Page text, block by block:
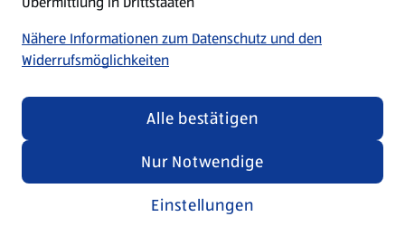
Nähere Informationen zum Datenschutz und den
Widerrufsmöglichkeiten
Einstellungen
Nur Notwendige
Alle bestätigen